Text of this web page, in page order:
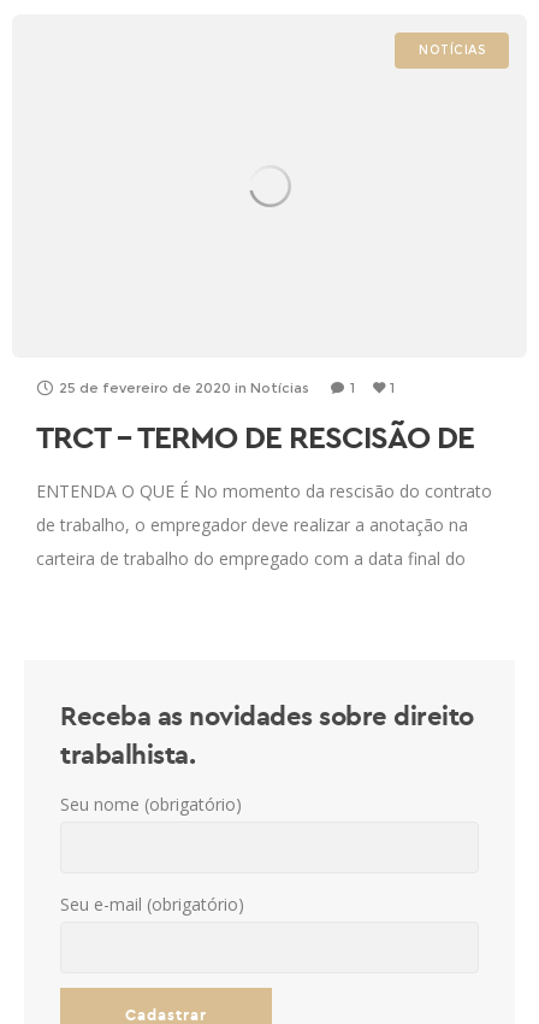
NOTÍCIAS
25 de fevereiro de 2020 in Notícias 1 1
TRCT – TERMO DE RESCISÃO DE
CONTRATO DE TRABALHO
ENTENDA O QUE É No momento da rescisão do contrato
de trabalho, o empregador deve realizar a anotação na
carteira de trabalho do empregado com a data final do
Receba as novidades sobre direito
trabalhista.
Seu nome (obrigatório)
Seu e-mail (obrigatório)